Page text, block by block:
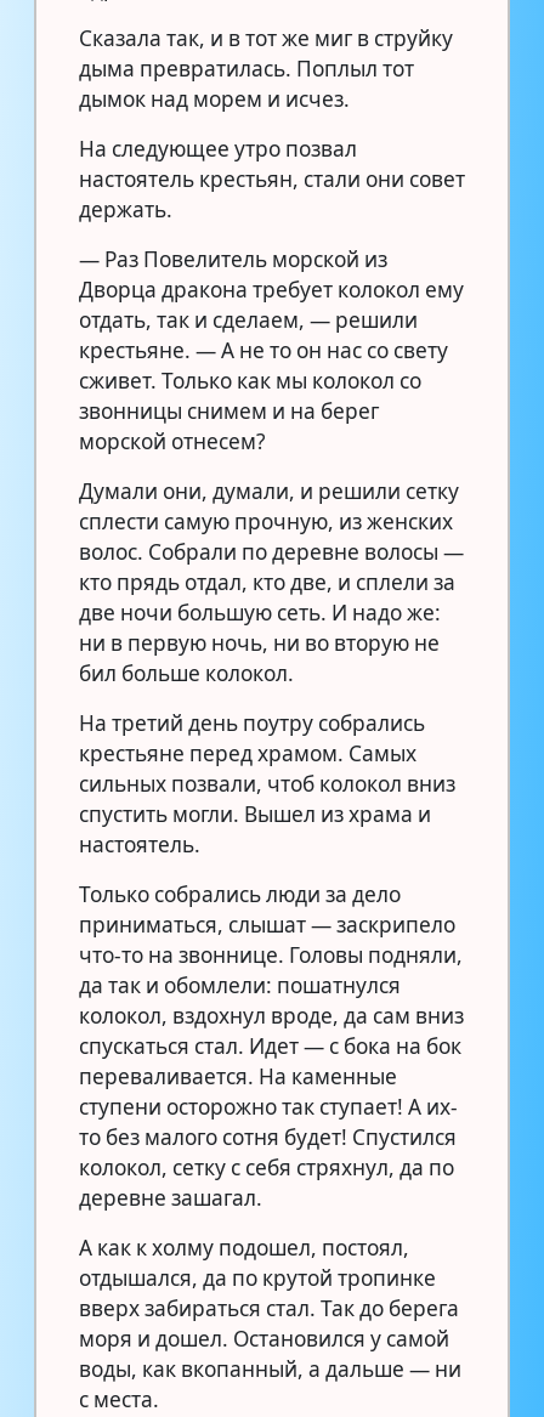
Сказала так, и в тот же миг в струйку
дыма превратилась. Поплыл тот
дымок над морем и исчез.
На следующее утро позвал
настоятель крестьян, стали они совет
держать.
— Раз Повелитель морской из
Дворца дракона требует колокол ему
отдать, так и сделаем, — решили
крестьяне. — А не то он нас со свету
сживет. Только как мы колокол со
звонницы снимем и на берег
морской отнесем?
Думали они, думали, и решили сетку
сплести самую прочную, из женских
волос. Собрали по деревне волосы —
кто прядь отдал, кто две, и сплели за
две ночи большую сеть. И надо же:
ни в первую ночь, ни во вторую не
бил больше колокол.
На третий день поутру собрались
крестьяне перед храмом. Самых
сильных позвали, чтоб колокол вниз
спустить могли. Вышел из храма и
настоятель.
Только собрались люди за дело
приниматься, слышат — заскрипело
что-то на звоннице. Головы подняли,
да так и обомлели: пошатнулся
колокол, вздохнул вроде, да сам вниз
спускаться стал. Идет — с бока на бок
переваливается. На каменные
ступени осторожно так ступает! А их-
то без малого сотня будет! Спустился
колокол, сетку с себя стряхнул, да по
деревне зашагал.
А как к холму подошел, постоял,
отдышался, да по крутой тропинке
вверх забираться стал. Так до берега
моря и дошел. Остановился у самой
воды, как вкопанный, а дальше — ни
с места.